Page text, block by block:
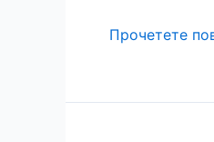
Циркониева
защита
Прочетете